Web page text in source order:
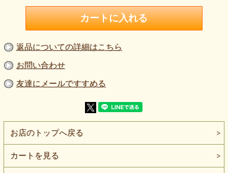
【生地の伸び】伸びる。
【ボタンの大きさ】柄の大きさを比較するボタンの直径は
2cmです。
【ご注意】
ます。
生地の厚さや伸びは正確ではありません。あくまでもイメー
ジとしてご利用下さい.。
できます。
返品についての詳細はこちら
お問い合わせ
友達にメールですすめる
お店のトップへ戻る
カートを見る